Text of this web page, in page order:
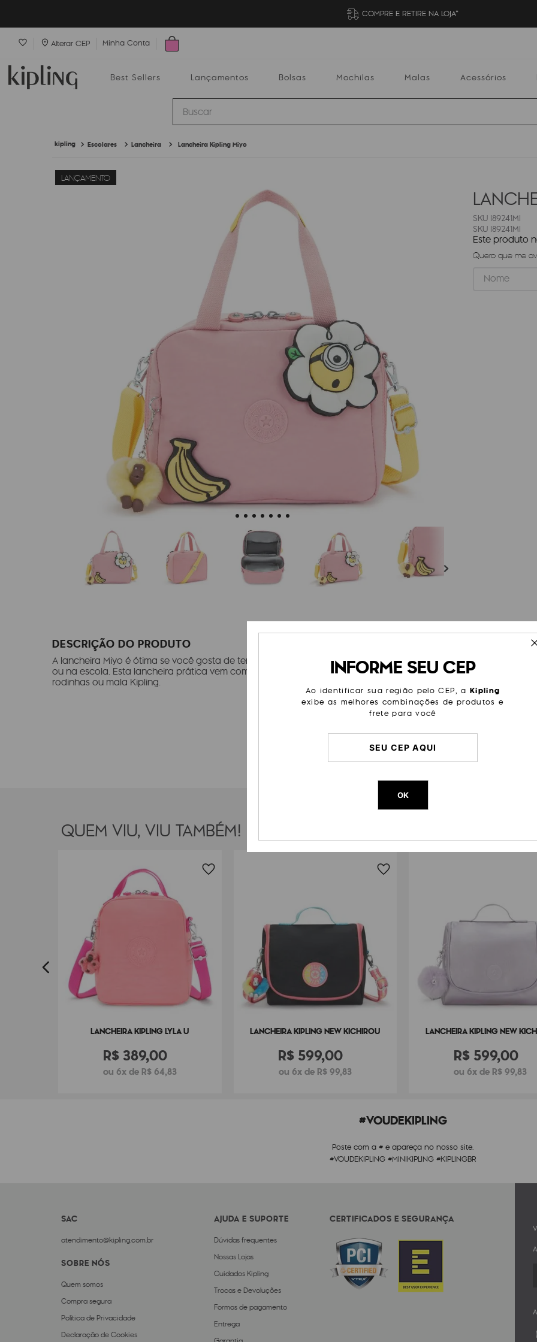
COMPRE E RETIRE NA LOJA*
Alterar CEP Minha Conta
Best Sellers Lançamentos Bolsas Mochilas Malas Acessórios
Buscar
Escolares Lancheira Lancheira Kipling Miyo
LANÇAMENTO
I89241MI
I89241MI
Este produto
Quero que me
DESCRIÇÃO DO PRODUTO
A lancheira Miyo é ótima se você gosta de ter lanches por perto em suas viagens
ou na escola. Esta lancheira prática vem com encaixe simples mochila de
rodinhas ou mala Kipling.
Cor
Modelo
Categoria
Peso
QUEM VIU, VIU TAMBÉM!
LANCHEIRA KIPLING LYLA U
R$ 389,00
ou 6x de R$ 64,83
LANCHEIRA KIPLING NEW KICHIROU
R$ 599,00
ou 6x de R$ 99,83
LANCHEIRA KIPLING NEW
R$ 599,00
ou 6x de R$ 99,83
#VOUDEKIPLING
Poste com a # e apareça no nosso site.
#VOUDEKIPLING #MINIKIPLING #KIPLINGBR
SAC
atendimento@kipling.com.br
SOBRE NÓS
Quem somos
Compra segura
Política de Privacidade
Declaração de Cookies
AJUDA E SUPORTE
Dúvidas frequentes
Nossas Lojas
Cuidados Kipling
Trocas e Devoluções
Formas de pagamento
Entrega
CERTIFICADOS E SEGURANÇA
INFORME SEU CEP
Ao identificar sua região pelo CEP, a Kipling
exibe as melhores combinações de produtos e
frete para você
OK